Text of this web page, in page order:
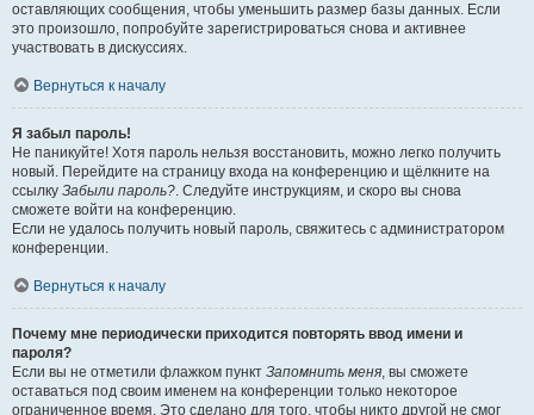
оставляющих сообщения, чтобы уменьшить размер базы данных. Если
это произошло, попробуйте зарегистрироваться снова и активнее
участвовать в дискуссиях.
Вернуться к началу
Я забыл пароль!
Не паникуйте! Хотя пароль нельзя восстановить, можно легко получить
новый. Перейдите на страницу входа на конференцию и щёлкните на
ссылку Забыли пароль?. Следуйте инструкциям, и скоро вы снова
сможете войти на конференцию.
Если не удалось получить новый пароль, свяжитесь с администратором
конференции.
Вернуться к началу
Почему мне периодически приходится повторять ввод имени и
пароля?
Если вы не отметили флажком пункт Запомнить меня, вы сможете
оставаться под своим именем на конференции только некоторое
ограниченное время. Это сделано для того, чтобы никто другой не смог